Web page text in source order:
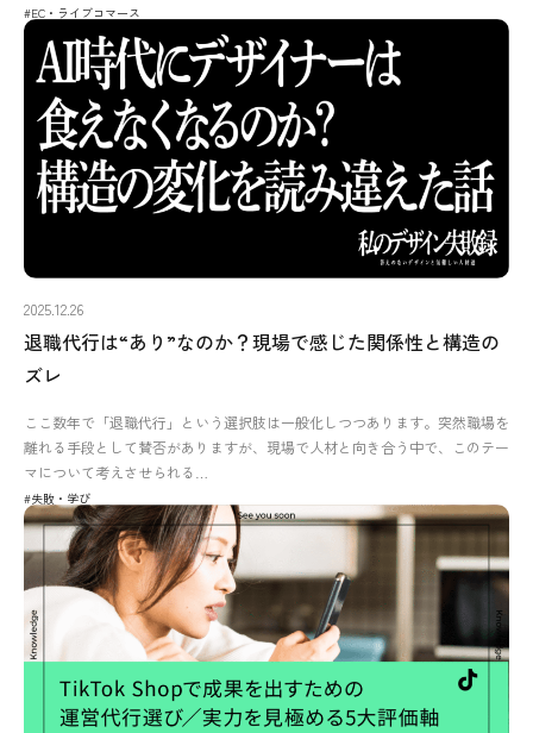
#EC・ライブコマース
2025.12.26
退職代行は“あり”なのか？現場で感じた関係性と構造の
ズレ
ここ数年で「退職代行」という選択肢は一般化しつつあります。突然職場を
離れる手段として賛否がありますが、現場で人材と向き合う中で、このテー
マについて考えさせられる…
#失敗・学び